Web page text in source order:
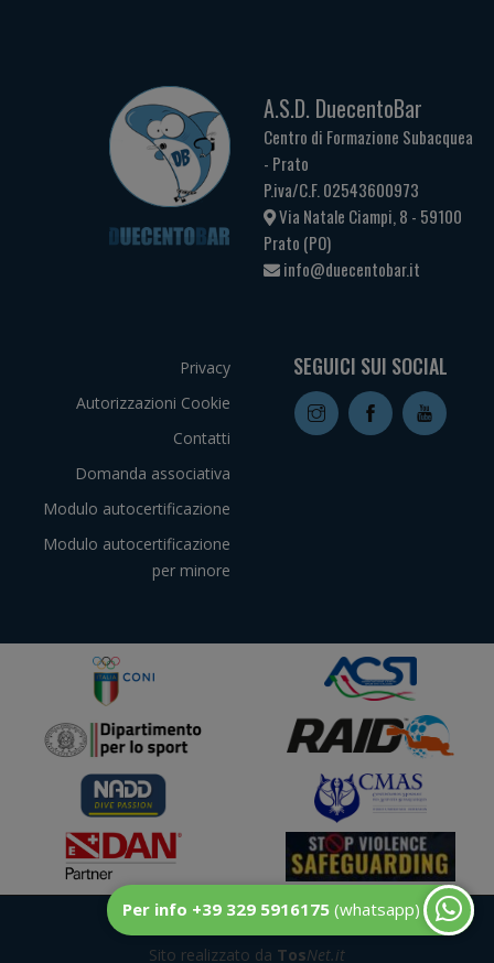
Per info +39 329 5916175 (whatsapp)
A.S.D. DuecentoBar
Centro di Formazione Subacquea
- Prato
P.iva/C.F. 02543600973
Via Natale Ciampi, 8 - 59100
Prato (PO)
info@duecentobar.it
Privacy
Autorizzazioni Cookie
Contatti
Domanda associativa
Modulo autocertificazione
Modulo autocertificazione
per minore
SEGUICI SUI SOCIAL
Sito realizzato da TosNet.it